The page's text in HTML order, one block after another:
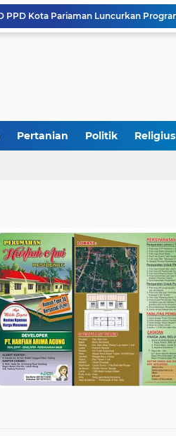
Bersama Rombongan Jemput Aspirasi
Jalan Pada Empat Titik
Pimpinan Pemda
Pertanian Politik Religius